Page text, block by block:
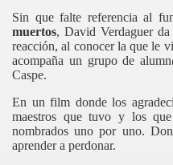
Sin que falte referencia al
muertos, David Verdaguer
reacción, al conocer la que le
acompaña un grupo de
Caspe.
En un film donde los
maestros que tuvo y los
nombrados uno por uno.
aprender a perdonar.